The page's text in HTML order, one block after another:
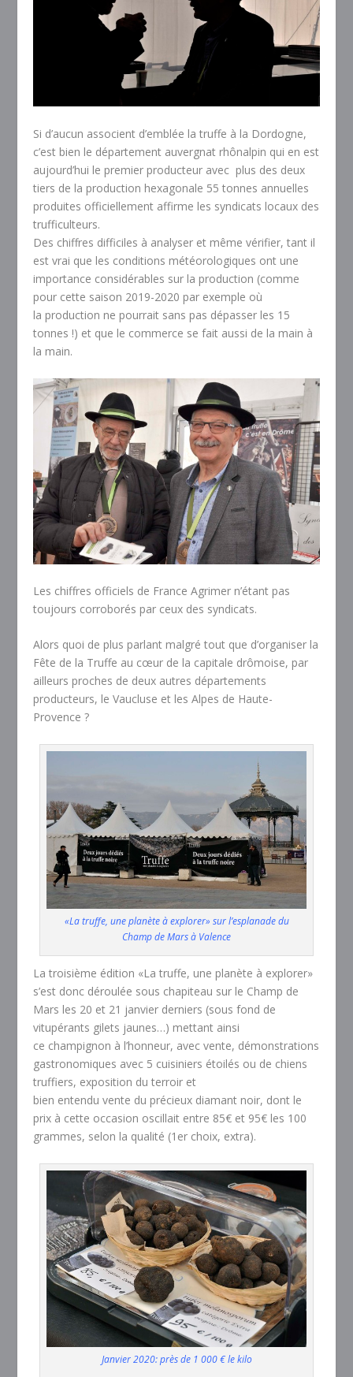
Si d’aucun associent d’emblée la truffe à la Dordogne,
c’est bien le département auvergnat rhônalpin qui en est
aujourd’hui le premier producteur avec plus des deux
tiers de la production hexagonale 55 tonnes annuelles
produites officiellement affirme les syndicats locaux des
trufficulteurs.
Des chiffres difficiles à analyser et même vérifier, tant il
est vrai que les conditions météorologiques ont une
importance considérables sur la production (comme
pour cette saison 2019-2020 par exemple où
la production ne pourrait sans pas dépasser les 15
tonnes !) et que le commerce se fait aussi de la main à
la main.
Les chiffres officiels de France Agrimer n’étant pas
toujours corroborés par ceux des syndicats.
Alors quoi de plus parlant malgré tout que d’organiser la
Fête de la Truffe au cœur de la capitale drômoise, par
ailleurs proches de deux autres départements
producteurs, le Vaucluse et les Alpes de Haute-
Provence ?
«La truffe, une planète à explorer» sur l’esplanade du
Champ de Mars à Valence
La troisième édition «La truffe, une planète à explorer»
s’est donc déroulée sous chapiteau sur le Champ de
Mars les 20 et 21 janvier derniers (sous fond de
vitupérants gilets jaunes…) mettant ainsi
ce champignon à l’honneur, avec vente, démonstrations
gastronomiques avec 5 cuisiniers étoilés ou de chiens
truffiers, exposition du terroir et
bien entendu vente du précieux diamant noir, dont le
prix à cette occasion oscillait entre 85€ et 95€ les 100
grammes, selon la qualité (1er choix, extra).
Janvier 2020: près de 1 000 € le kilo